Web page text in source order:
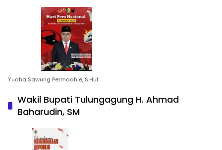
Yudha Sawung Permadhie, S.Hut
Wakil Bupati Tulungagung H. Ahmad
Baharudin, SM